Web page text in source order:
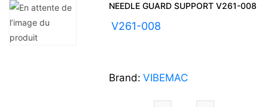
NEEDLE GUARD SUPPORT V261-008
UGS :V261-008
Brand: VIBEMAC